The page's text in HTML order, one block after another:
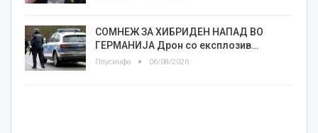
СОМНЕЖ ЗА ХИБРИДЕН НАПАД ВО
ГЕРМАНИЈА Дрон со експлозив…
Плусинфо 06/08/2026